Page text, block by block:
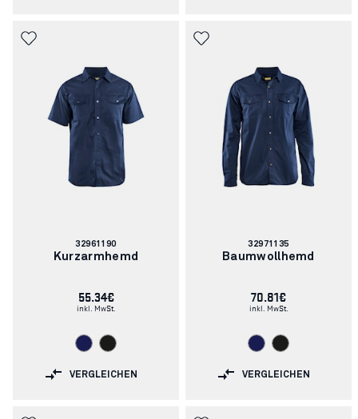
Artikelnummer:
32961190
Kurzarmhemd
55.34€
inkl. MwSt.
VERGLEICHEN
Artikelnummer:
32971135
Baumwollhemd
70.81€
inkl. MwSt.
VERGLEICHEN